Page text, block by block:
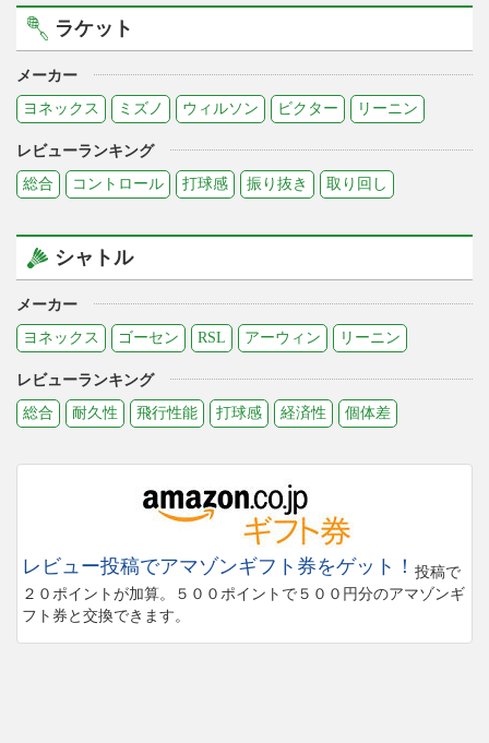
ラケット
メーカー
ヨネックス
ミズノ ウィルソン ビクター リーニン
レビューランキング
総合
コントロール 打球感 振り抜き 取り回し
シャトル
メーカー
ヨネックス
ゴーセン RSL アーウィン リーニン
レビューランキング
総合
耐久性 飛行性能 打球感 経済性 個体差
レビュー投稿でアマゾンギフト券をゲット！ 投稿で
２０ポイントが加算。５００ポイントで５００円分のアマゾンギ
フト券と交換できます。